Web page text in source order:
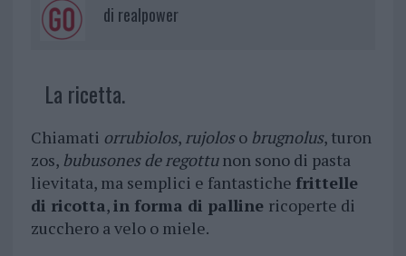
di realpower
La ricetta.
Chiamati orrubiolos, rujoloso brugnolus, turon
zos, bubusones de regottunon sono di pasta
lievitata, ma semplici e fantastiche frittelle
di ricotta,in forma di palline ricoperte di
zucchero a velo o miele.